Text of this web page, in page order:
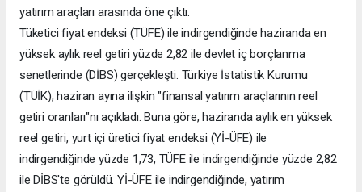
yatırım araçları arasında öne çıktı.
Tüketici fiyat endeksi (TÜFE) ile indirgendiğinde haziranda en
yüksek aylık reel getiri yüzde 2,82 ile devlet iç borçlanma
senetlerinde (DİBS) gerçekleşti. Türkiye İstatistik Kurumu
(TÜİK), haziran ayına ilişkin "finansal yatırım araçlarının reel
getiri oranları"nı açıkladı. Buna göre, haziranda aylık en yüksek
reel getiri, yurt içi üretici fiyat endeksi (Yİ-ÜFE) ile
indirgendiğinde yüzde 1,73, TÜFE ile indirgendiğinde yüzde 2,82
ile DİBS'te görüldü. Yİ-ÜFE ile indirgendiğinde, yatırım